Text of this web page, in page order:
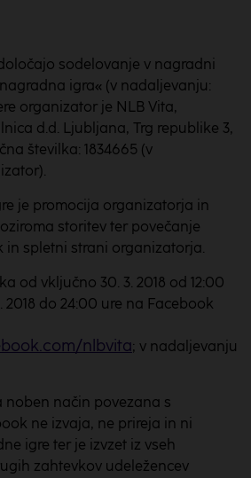
sodelovanje v nagradni
igra« (v nadaljevanju:
organizator je NLB Vita,
d.d. Ljubljana, Trg republike 3,
številka: 1834665 (v
je promocija organizatorja in
storitev ter povečanje
in spletni strani organizatorja.
od vključno 30. 3. 2018 od 12:00
2018 do 24:00 ure na Facebook
nlbvita; v nadaljevanju
noben način povezana s
ne izvaja, ne prireja in ni
igre ter je izvzet iz vseh
zahtevkov udeležencev